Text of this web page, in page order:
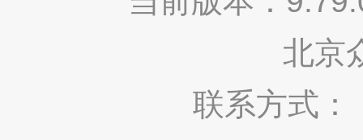
北京
联系方式